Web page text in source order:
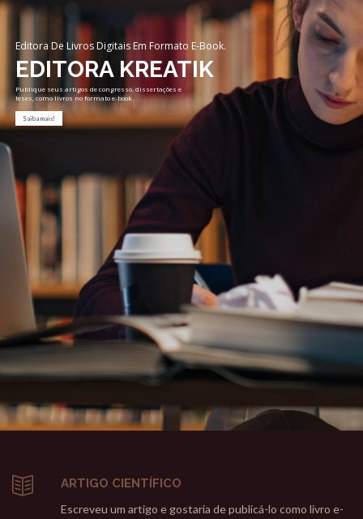
Editora De Livros Digitais Em Formato E-Book.
EDITORA KREATIK
Publique seus artigos de congresso, dissertações e
teses, como livros no formato e-book.
Saiba mais!
ARTIGO CIENTÍFICO
Escreveu um artigo e gostaria de publicá-lo como livro e-